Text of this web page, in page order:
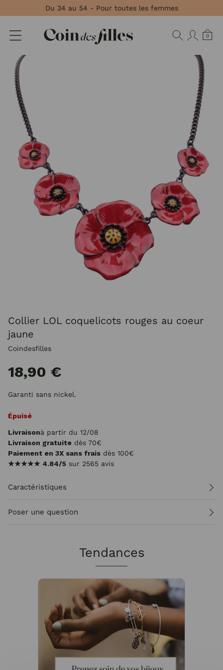
Du 34 au 54 - Pour toutes les femmes
0
Collier LOL coquelicots rouges au coeur
jaune
Coindesfilles
18,90 €
Garanti sans nickel.
Épuisé
Livraisonà partir du 12/08
Livraison gratuite dès 70€
Paiement en 3X sans frais dès 100€
★★★★★ 4.84/5 sur 2565 avis
Caractéristiques
Poser une question
Tendances
Panneau de gestion des cookies